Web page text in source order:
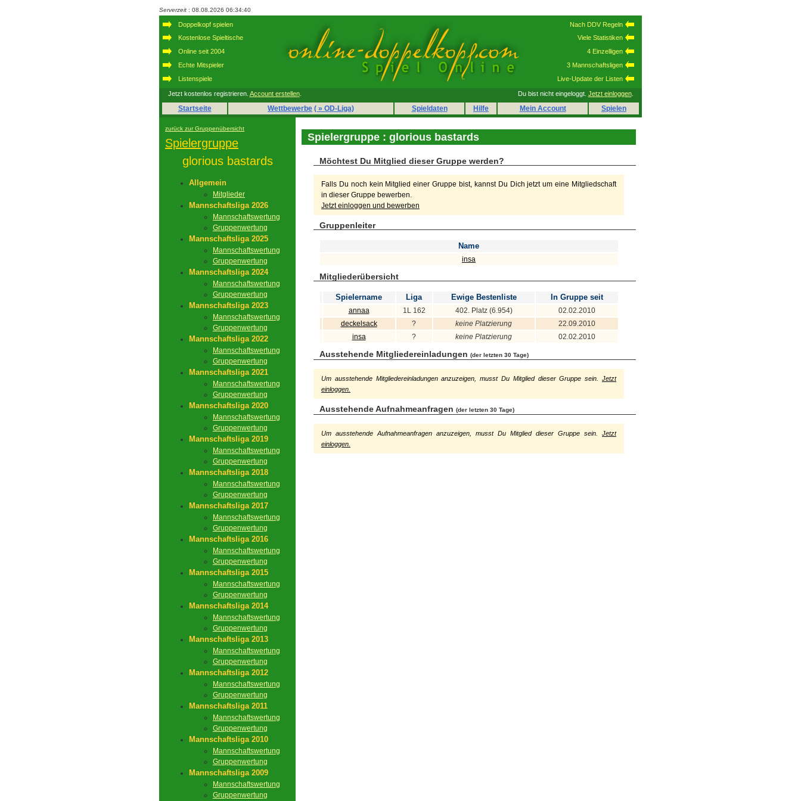
Serverzeit : 08.08.2026 06:34:40
Doppelkopf spielen
Kostenlose Spieltische
Online seit 2004
Echte Mitspieler
Listenspiele
Nach DDV Regeln
Viele Statistiken
4 Einzelligen
3 Mannschaftsligen
Live-Update der Listen
Jetzt kostenlos registrieren. Account erstellen. Du bist nicht eingeloggt. Jetzt einloggen.
Startseite Wettbewerbe ( » OD-Liga) Spieldaten Hilfe Mein Account Spielen
zurück zur Gruppenübersicht
Spielergruppe
glorious bastards
Allgemein
Mitglieder
Mannschaftsliga 2026
Mannschaftswertung
Gruppenwertung
Mannschaftsliga 2025
Mannschaftswertung
Gruppenwertung
Mannschaftsliga 2024
Mannschaftswertung
Gruppenwertung
Mannschaftsliga 2023
Mannschaftswertung
Gruppenwertung
Mannschaftsliga 2022
Mannschaftswertung
Gruppenwertung
Mannschaftsliga 2021
Mannschaftswertung
Gruppenwertung
Mannschaftsliga 2020
Mannschaftswertung
Gruppenwertung
Mannschaftsliga 2019
Mannschaftswertung
Gruppenwertung
Mannschaftsliga 2018
Mannschaftswertung
Gruppenwertung
Mannschaftsliga 2017
Mannschaftswertung
Gruppenwertung
Mannschaftsliga 2016
Mannschaftswertung
Gruppenwertung
Mannschaftsliga 2015
Mannschaftswertung
Gruppenwertung
Mannschaftsliga 2014
Mannschaftswertung
Gruppenwertung
Mannschaftsliga 2013
Mannschaftswertung
Gruppenwertung
Mannschaftsliga 2012
Mannschaftswertung
Gruppenwertung
Mannschaftsliga 2011
Mannschaftswertung
Gruppenwertung
Mannschaftsliga 2010
Mannschaftswertung
Gruppenwertung
Mannschaftsliga 2009
Mannschaftswertung
Gruppenwertung
Spielergruppe : glorious bastards
Möchtest Du Mitglied dieser Gruppe werden?
Falls Du noch kein Mitglied einer Gruppe bist, kannst Du Dich jetzt um eine Mitgliedschaft
in dieser Gruppe bewerben.
Jetzt einloggen und bewerben
Gruppenleiter
Name
insa
Mitgliederübersicht
Spielername Liga Ewige Bestenliste In Gruppe seit
annaa 1L 162 402. Platz (6.954)
02.02.2010
deckelsack
? keine Platzierung
22.09.2010
insa
? keine Platzierung 02.02.2010
Ausstehende Mitgliedereinladungen (der letzten 30 Tage)
Um ausstehende Mitgliedereinladungen anzuzeigen, musst Du Mitglied dieser Gruppe sein. Jetzt
einloggen.
Ausstehende Aufnahmeanfragen (der letzten 30 Tage)
Um ausstehende Aufnahmeanfragen anzuzeigen, musst Du Mitglied dieser Gruppe sein. Jetzt
einloggen.